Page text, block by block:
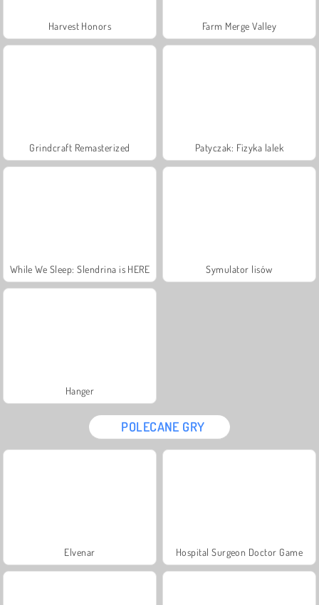
Harvest Honors Farm Merge Valley
Grindcraft Remasterized Patyczak: Fizyka lalek
While We Sleep: Slendrina is HERE Symulator lisów
Hanger
POLECANE GRY
Elvenar Hospital Surgeon Doctor Game